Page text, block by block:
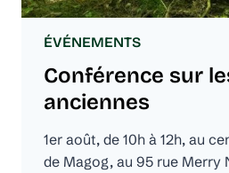
ÉVÉNEMENTS
Conférence sur
anciennes
1er août, de 10h à 12h, au
de Magog, au 95 rue Merry